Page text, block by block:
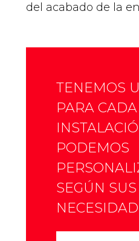
del acabado de la
TENEMOS
PARA CADA
PODEMOS
SEGÚN SUS